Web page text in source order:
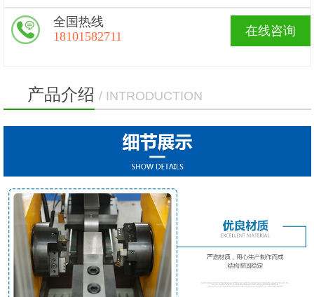
在线咨询
全国热线
18101582711
产品介绍 / INTRODUCTION